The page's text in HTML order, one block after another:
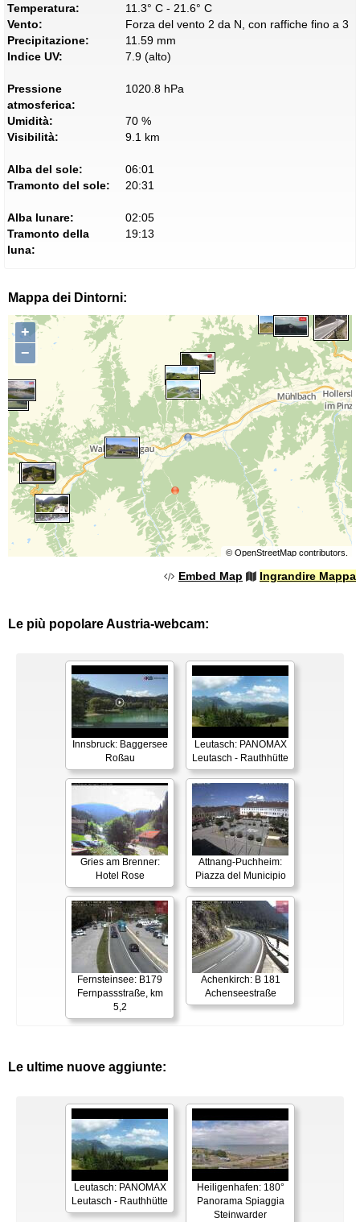
Temperatura:
11.3° C - 21.6° C
Vento:
Forza del vento 2 da N, con raffiche fino a 3
Precipitazione:
11.59 mm
Indice UV:
7.9 (alto)
Pressione
atmosferica:
1020.8 hPa
Umidità:
70 %
Visibilità:
9.1 km
Alba del sole:
06:01
Tramonto del sole:
20:31
Alba lunare:
02:05
Tramonto della
luna:
19:13
Mappa dei Dintorni:
+
−
© OpenStreetMapcontributors.
Embed Map Ingrandire Mappa
Le più popolare Austria-webcam:
Innsbruck: Baggersee
Roßau
Leutasch: PANOMAX
Leutasch - Rauthhütte
Gries am Brenner:
Hotel Rose
Attnang-Puchheim:
Piazza del Municipio
Fernsteinsee: B179
Fernpassstraße, km
5,2
Achenkirch: B 181
Achenseestraße
Le ultime nuove aggiunte:
Leutasch: PANOMAX
Leutasch - Rauthhütte
Heiligenhafen: 180°
Panorama Spiaggia
Steinwarder